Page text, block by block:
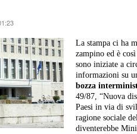
La stampa ci ha
zampino ed è
sono iniziate a
informazioni su
bozza
49/87, “Nuova
Paesi in via di
ragione sociale
diventerebbe